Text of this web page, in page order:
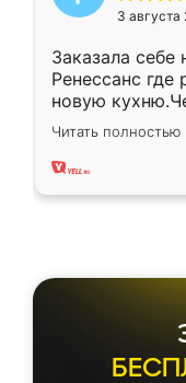
3 августа
Заказала
Ренессанс где
новую
вполне
два года,
Читать полностью